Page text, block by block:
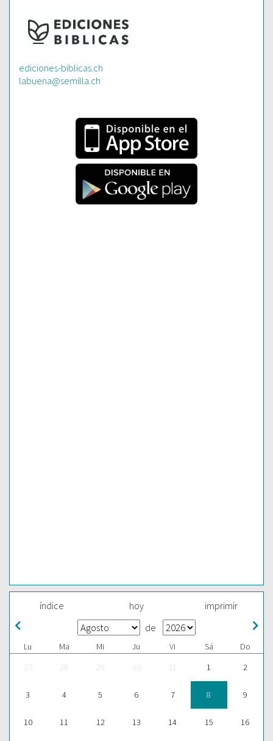
ediciones-biblicas.ch
labuena@semilla.ch
índice hoy imprimir
de
Lu Ma Mi Ju Vi Sá
Do
27
28 29 30 31 1 2
3 4 5 6 7 8 9
10 11 12 13 14 15 16